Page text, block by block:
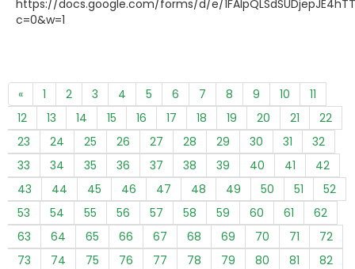
https://docs.google.com/forms/d/e/
c=0&w=1
« 1 2 3 4 5 6 7 8 9 10
11
12
13 14 15 16 17 18 19 20 21
22
23
24 25 26 27 28 29 30 31
32
33
34 35 36 37 38 39 40 41
42
43
44 45 46 47 48 49 50 51
52
53
54 55 56 57 58 59 60 61
62
63
64 65 66 67 68 69 70 71
72
73
74 75 76 77 78 79 80 81
82